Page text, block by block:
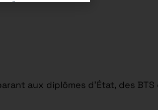
aux diplômes d’État, des